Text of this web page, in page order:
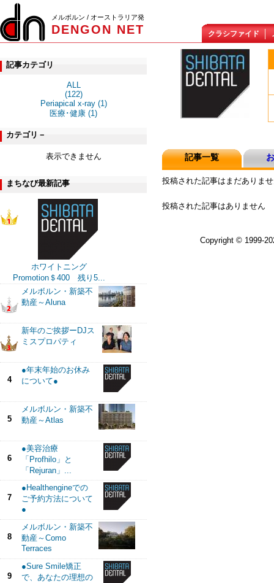
メルボルン / オーストラリア発
DENGON NET クラシファイド
記事カテゴリ
ALL
(122)
Periapical x-ray (1)
医療･健康 (1)
カテゴリ－
表示できません
まちなび最新記事
ホワイトニング
Promotion＄400 残り5...
メルボルン・新築不
動産～Aluna
新年のご挨拶ーDJス
ミスプロパティ
4
●年末年始のお休み
について●
5
メルボルン・新築不
動産～Atlas
6
●美容治療
「Profhilo」と
「Rejuran」...
7
●Healthengineでの
ご予約方法について
●
8
メルボルン・新築不
動産～Como
Terraces
9
●Sure Smile矯正
で、あなたの理想の
記事一覧
投稿された記事はまだありま
投稿された記事はありません
Copyright © 1999-